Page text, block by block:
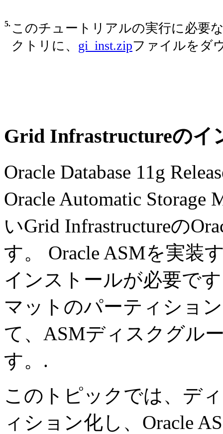
5. このチュートリアルの実行に必要
クトリに、 gi_inst.zipファイルをダ
Grid Infrastructureのイ
Oracle Database 11g
Oracle Automatic Storage
いGrid Infrastructureの
す。 Oracle ASMを実装
インストールが必要で
マットのパーティショ
て、ASMディスクグル
す。 .
このトピックでは、デ
ィション化し、Oracle